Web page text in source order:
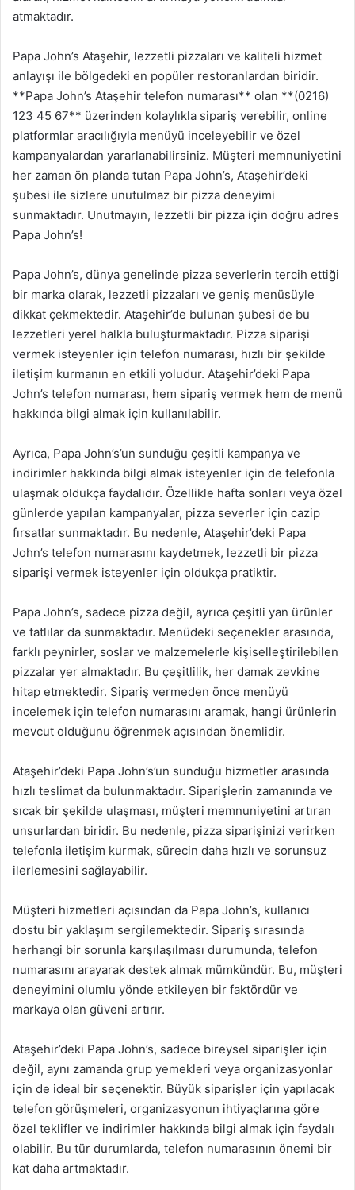
atmaktadır.
Papa John’s Ataşehir, lezzetli pizzaları ve kaliteli hizmet
anlayışı ile bölgedeki en popüler restoranlardan biridir.
**Papa John’s Ataşehir telefon numarası** olan **(0216)
123 45 67** üzerinden kolaylıkla sipariş verebilir, online
platformlar aracılığıyla menüyü inceleyebilir ve özel
kampanyalardan yararlanabilirsiniz. Müşteri memnuniyetini
her zaman ön planda tutan Papa John’s, Ataşehir’deki
şubesi ile sizlere unutulmaz bir pizza deneyimi
sunmaktadır. Unutmayın, lezzetli bir pizza için doğru adres
Papa John’s!
Papa John’s, dünya genelinde pizza severlerin tercih ettiği
bir marka olarak, lezzetli pizzaları ve geniş menüsüyle
dikkat çekmektedir. Ataşehir’de bulunan şubesi de bu
lezzetleri yerel halkla buluşturmaktadır. Pizza siparişi
vermek isteyenler için telefon numarası, hızlı bir şekilde
iletişim kurmanın en etkili yoludur. Ataşehir’deki Papa
John’s telefon numarası, hem sipariş vermek hem de menü
hakkında bilgi almak için kullanılabilir.
Ayrıca, Papa John’s’un sunduğu çeşitli kampanya ve
indirimler hakkında bilgi almak isteyenler için de telefonla
ulaşmak oldukça faydalıdır. Özellikle hafta sonları veya özel
günlerde yapılan kampanyalar, pizza severler için cazip
fırsatlar sunmaktadır. Bu nedenle, Ataşehir’deki Papa
John’s telefon numarasını kaydetmek, lezzetli bir pizza
siparişi vermek isteyenler için oldukça pratiktir.
Papa John’s, sadece pizza değil, ayrıca çeşitli yan ürünler
ve tatlılar da sunmaktadır. Menüdeki seçenekler arasında,
farklı peynirler, soslar ve malzemelerle kişiselleştirilebilen
pizzalar yer almaktadır. Bu çeşitlilik, her damak zevkine
hitap etmektedir. Sipariş vermeden önce menüyü
incelemek için telefon numarasını aramak, hangi ürünlerin
mevcut olduğunu öğrenmek açısından önemlidir.
Ataşehir’deki Papa John’s’un sunduğu hizmetler arasında
hızlı teslimat da bulunmaktadır. Siparişlerin zamanında ve
sıcak bir şekilde ulaşması, müşteri memnuniyetini artıran
unsurlardan biridir. Bu nedenle, pizza siparişinizi verirken
telefonla iletişim kurmak, sürecin daha hızlı ve sorunsuz
ilerlemesini sağlayabilir.
Müşteri hizmetleri açısından da Papa John’s, kullanıcı
dostu bir yaklaşım sergilemektedir. Sipariş sırasında
herhangi bir sorunla karşılaşılması durumunda, telefon
numarasını arayarak destek almak mümkündür. Bu, müşteri
deneyimini olumlu yönde etkileyen bir faktördür ve
markaya olan güveni artırır.
Ataşehir’deki Papa John’s, sadece bireysel siparişler için
değil, aynı zamanda grup yemekleri veya organizasyonlar
için de ideal bir seçenektir. Büyük siparişler için yapılacak
telefon görüşmeleri, organizasyonun ihtiyaçlarına göre
özel teklifler ve indirimler hakkında bilgi almak için faydalı
olabilir. Bu tür durumlarda, telefon numarasının önemi bir
kat daha artmaktadır.